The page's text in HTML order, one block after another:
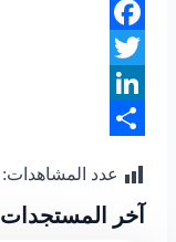
Facebook
Twitter
LinkedIn
عدد المشاهدات:
آخر المستجدات